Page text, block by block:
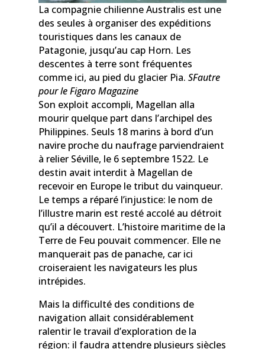
La compagnie chilienne Australis est une
des seules à organiser des expéditions
touristiques dans les canaux de
Patagonie, jusqu’au cap Horn. Les
descentes à terre sont fréquentes
comme ici, au pied du glacier Pia. SFautre
pour le Figaro Magazine
Son exploit accompli, Magellan alla
mourir quelque part dans l’archipel des
Philippines. Seuls 18 marins à bord d’un
navire proche du naufrage parviendraient
à relier Séville, le 6 septembre 1522. Le
destin avait interdit à Magellan de
recevoir en Europe le tribut du vainqueur.
Le temps a réparé l’injustice: le nom de
l’illustre marin est resté accolé au détroit
qu’il a découvert. L’histoire maritime de la
Terre de Feu pouvait commencer. Elle ne
manquerait pas de panache, car ici
croiseraient les navigateurs les plus
intrépides.
Mais la difficulté des conditions de
navigation allait considérablement
ralentir le travail d’exploration de la
région: il faudra attendre plusieurs siècles